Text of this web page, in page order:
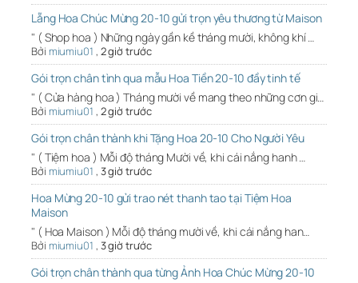
Lẵng Hoa Chúc Mừng 20-10 gửi trọn yêu thương từ Maison
" ( Shop hoa ) Những ngày gần kề tháng mười, không khí …
Bởi miumiu01 , 2 giờ trước
Gói trọn chân tình qua mẫu Hoa Tiền 20-10 đầy tinh tế
" ( Cửa hàng hoa ) Tháng mười về mang theo những cơn gi…
Bởi miumiu01 , 2 giờ trước
Gói trọn chân thành khi Tặng Hoa 20-10 Cho Người Yêu
" ( Tiệm hoa ) Mỗi độ tháng Mười về, khi cái nắng hanh …
Bởi miumiu01 , 3 giờ trước
Hoa Mừng 20-10 gửi trao nét thanh tao tại Tiệm Hoa
Maison
" ( Hoa Maison ) Mỗi độ tháng mười về, khi cái nắng han…
Bởi miumiu01 , 3 giờ trước
Gói trọn chân thành qua từng Ảnh Hoa Chúc Mừng 20-10